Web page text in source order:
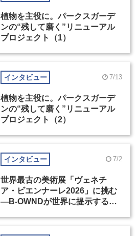
植物を主役に。パークスガーデ
ンの“残して磨く”リニューアル
プロジェクト（1）
インタビュー 7/13
植物を主役に。パークスガーデ
ンの“残して磨く”リニューアル
プロジェクト（2）
インタビュー 7/2
世界最古の美術展「ヴェネチ
ア・ビエンナーレ2026」に挑む
―B-OWNDが世界に提示する美